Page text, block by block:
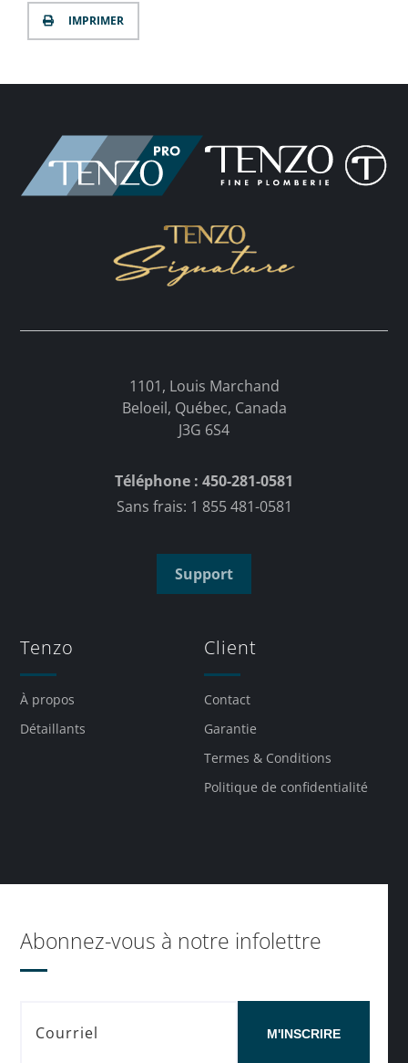
IMPRIMER
1101, Louis Marchand
Beloeil, Québec, Canada
J3G 6S4
Téléphone : 450-281-0581
Sans frais: 1 855 481-0581
Support
Tenzo
À propos
Détaillants
Client
Contact
Garantie
Termes & Conditions
Politique de confidentialité
Abonnez-vous à notre infolettre
M'INSCRIRE